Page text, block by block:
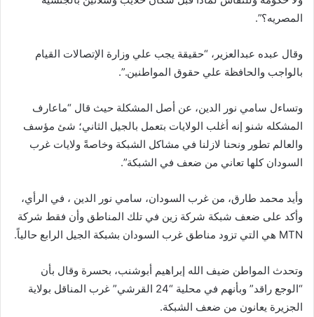
المصريه؟”.
وقال عبده عبدالعزير، “حقيقة يجب علي وزارة الإتصالات القيام
بالواجب والحافظة علي حقوق المواطنين.”.
وتساءل سامي نور الدين، عن أصل المشكلة حيث قال “‏‎‎ماعارف
المشكله شنو إنه أغلب الولايات بتعمل بالجيل الثاني؛ شئ مؤسف
والعالم تطور ونحنا لازلنا في مشاكل الشبكة وخاصةً ولايات غرب
السودان كلها تعاني من ضعف في الشبكة”.
‏‎‎‎وأيد محمد طارق، من غرب السودان، سامي نور الدين ، في الرأي،
وأكد على ضعف شبكة شركة زين في تلك المناطق وأن فقط شركة
MTN هي التي تزود مناطق غرب السودان بشبكة الجيل الرابع حالياً.
‏‎‎وتحدث المواطن ضيف الله إبراهيم أبوشنب، بحسرة وقال بأن
“الوجع راقد” وبأنهم في محلية “24 القرشي” غرب المناقل بولاية
الجزيرة يعانون من ضعف الشبكة.